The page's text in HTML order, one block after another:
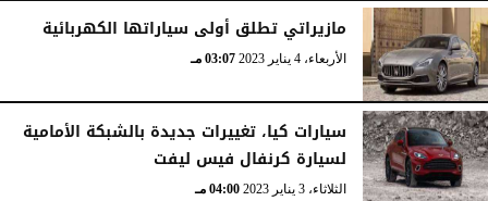
مازيراتي تطلق أولى سياراتها الكهربائية
الأربعاء، 4 يناير 2023 03:07 مـ
سيارات كيا، تغييرات جديدة بالشبكة الأمامية
لسيارة كرنفال فيس ليفت
الثلاثاء، 3 يناير 2023 04:00 مـ